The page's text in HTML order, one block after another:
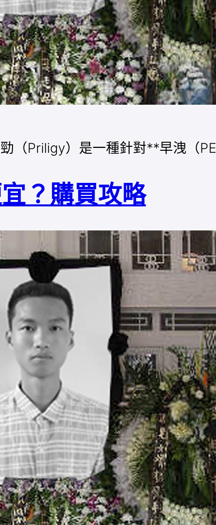
（Priligy）是一種針對**早洩（
？購買攻略